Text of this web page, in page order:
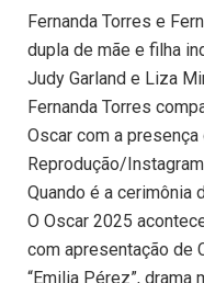
Fernanda Torres e
dupla de mãe e filha
Judy Garland e Liza
Fernanda Torres
Oscar com a presença
Reprodução/Instagram
Quando é a cerimônia
O Oscar 2025
com apresentação de
“Emilia Pérez”,